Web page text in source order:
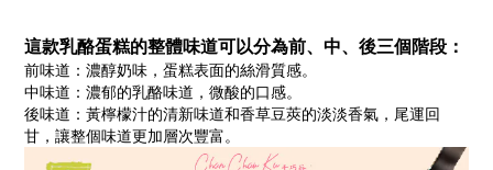
這款乳酪蛋糕的整體味道可以分為前、中、後三個階段：
前味道：濃醇奶味，蛋糕表面的絲滑質感。
中味道：濃郁的乳酪味道，微酸的口感。
後味道：黃檸檬汁的清新味道和香草豆莢的淡淡香氣，尾運回
甘，讓整個味道更加層次豐富。